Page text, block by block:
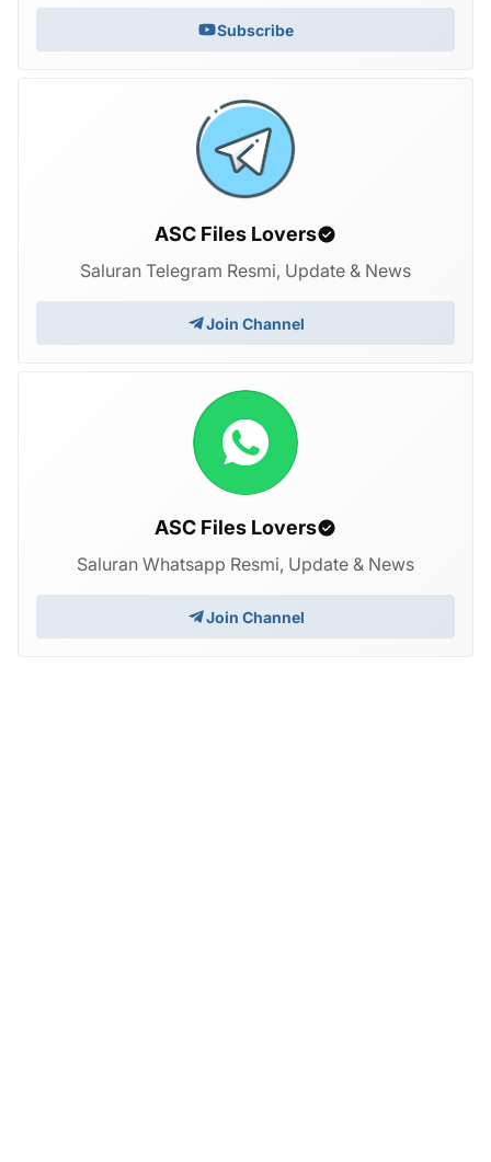
Subscribe
ASC Files Lovers
Saluran Telegram Resmi, Update & News
Join Channel
ASC Files Lovers
Saluran Whatsapp Resmi, Update & News
Join Channel